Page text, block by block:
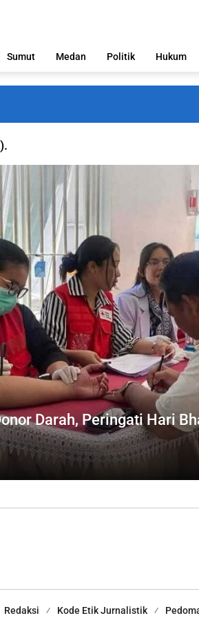
Sumut Medan Politik Hukum
Darah, Peringati Hari
Redaksi Kode Etik Jurnalistik